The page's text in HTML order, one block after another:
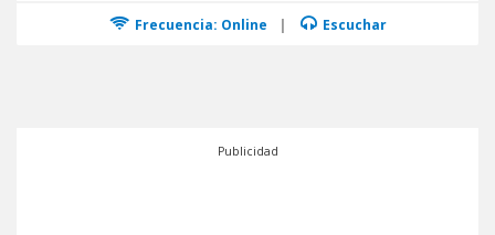
Frecuencia: Online | Escuchar
Publicidad